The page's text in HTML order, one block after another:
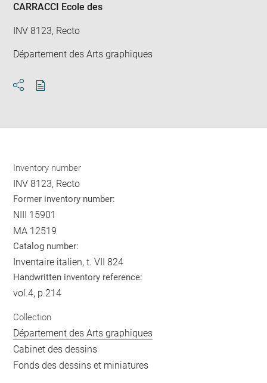
CARRACCI Ecole des
INV 8123, Recto
Département des Arts graphiques
Inventory number
INV 8123, Recto
Former inventory number:
NIII 15901
MA 12519
Catalog number:
Inventaire italien, t. VII 824
Handwritten inventory reference:
vol.4, p.214
Collection
Département des Arts graphiques
Cabinet des dessins
Fonds des dessins et miniatures